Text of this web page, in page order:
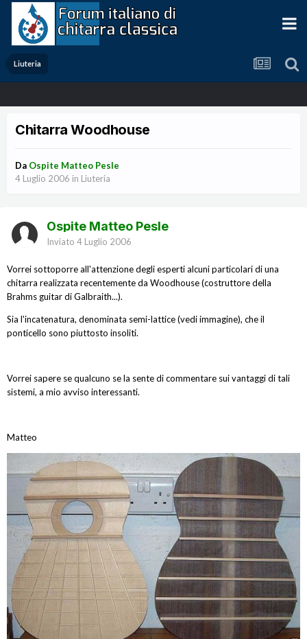
Liuteria
Chitarra Woodhouse
Da Ospite Matteo Pesle
4 Luglio 2006 in Liuteria
Ospite Matteo Pesle
Inviato 4 Luglio 2006
Vorrei sottoporre all'attenzione degli esperti alcuni particolari di una
chitarra realizzata recentemente da Woodhouse (costruttore della
Brahms guitar di Galbraith...).
Sia l'incatenatura, denominata semi-lattice (vedi immagine), che il
ponticello sono piuttosto insoliti.
Vorrei sapere se qualcuno se la sente di commentare sui vantaggi di tali
sistemi, a mio avviso interessanti.
Matteo